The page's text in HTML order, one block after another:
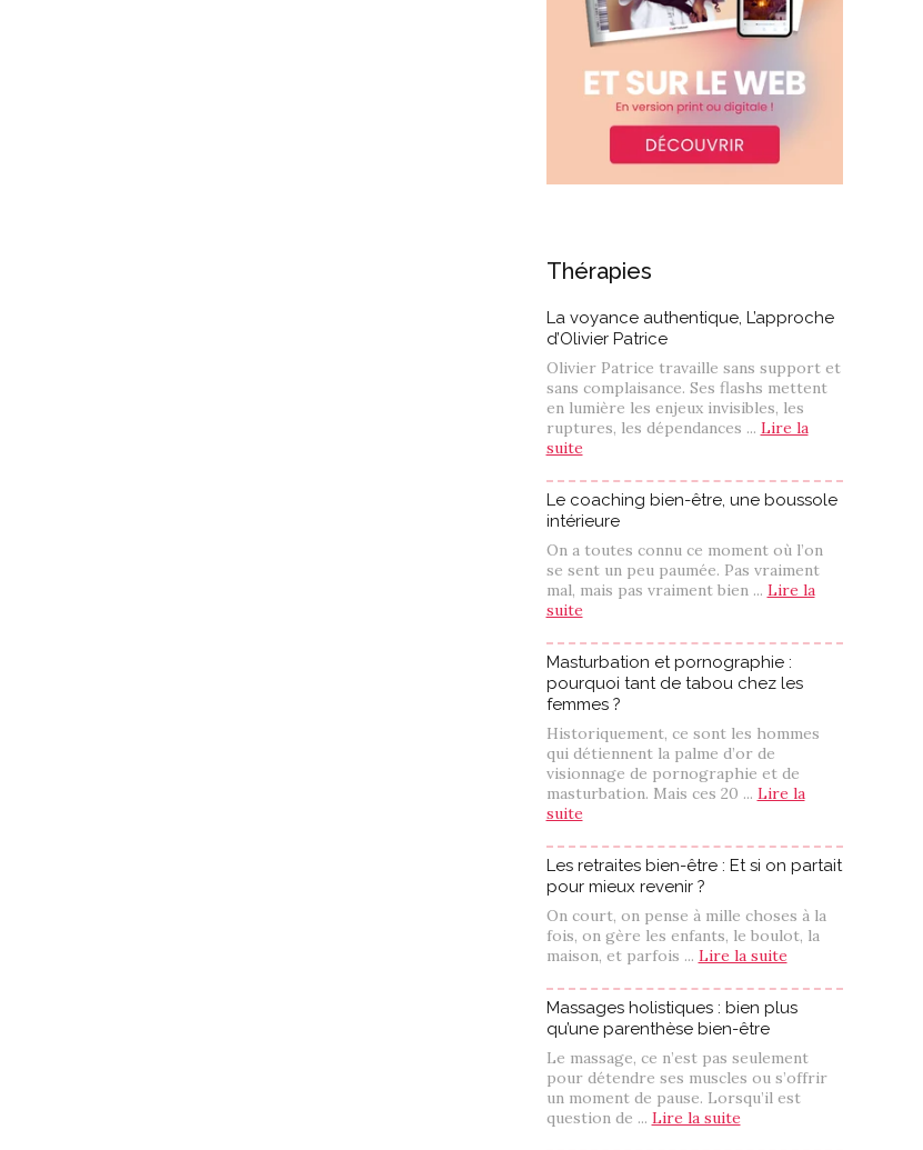
Thérapies
La voyance authentique, L’approche
d’Olivier Patrice
Olivier Patrice travaille sans support et
sans complaisance. Ses flashs mettent
en lumière les enjeux invisibles, les
ruptures, les dépendances ... Lire la
suite
Le coaching bien-être, une boussole
intérieure
On a toutes connu ce moment où l’on
se sent un peu paumée. Pas vraiment
mal, mais pas vraiment bien ... Lire la
suite
Masturbation et pornographie :
pourquoi tant de tabou chez les
femmes ?
Historiquement, ce sont les hommes
qui détiennent la palme d’or de
visionnage de pornographie et de
masturbation. Mais ces 20 ... Lire la
suite
Les retraites bien-être : Et si on partait
pour mieux revenir ?
On court, on pense à mille choses à la
fois, on gère les enfants, le boulot, la
maison, et parfois ... Lire la suite
Massages holistiques : bien plus
qu’une parenthèse bien-être
Le massage, ce n’est pas seulement
pour détendre ses muscles ou s’offrir
un moment de pause. Lorsqu’il est
question de ... Lire la suite